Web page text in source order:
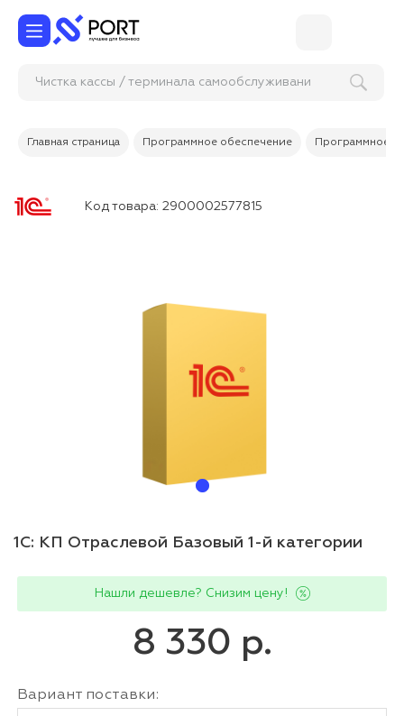
Чистка кассы / терминала самообслу
Главная страница Программное обеспечение Программное
Код товара: 2900002577815
1С: КП Отраслевой Базовый 1-й категории
Нашли дешевле? Снизим цену!
8 330 р.
Вариант поставки: